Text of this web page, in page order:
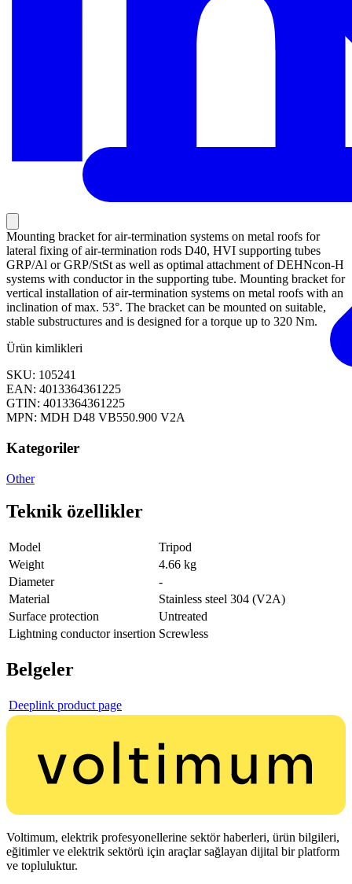
Mounting bracket for air-termination systems on metal roofs for
lateral fixing of air-termination rods D40, HVI supporting tubes
GRP/Al or GRP/StSt as well as optimal attachment of DEHNcon-H
systems with conductor in the supporting tube. Mounting bracket for
vertical installation of air-termination systems on metal roofs with an
inclination of max. 53°. The bracket can be mounted on suitable,
stable substructures and is designed for a torque up to 320 Nm.
Ürün kimlikleri
SKU: 105241
EAN: 4013364361225
GTIN: 4013364361225
MPN: MDH D48 VB550.900 V2A
Kategoriler
Other
Teknik özellikler
Model
Tripod
Weight
4.66 kg
Diameter
-
Material
Stainless steel 304 (V2A)
Surface protection
Untreated
Lightning conductor insertion Screwless
Belgeler
Deeplink product page
Voltimum, elektrik profesyonellerine sektör haberleri, ürün bilgileri,
eğitimler ve elektrik sektörü için araçlar sağlayan dijital bir platform
ve topluluktur.